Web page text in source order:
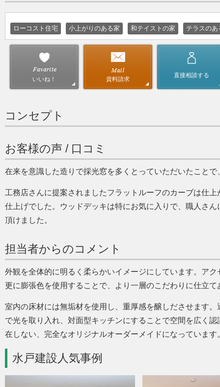
ローコスト住宅 小上がりのある家 和テイストの家 テラスのあ
いいね！ 資料請求
直接相談する
コンセプト
お客様の声 / 口コミ
在来を意識した造りで採光窓を多くとっていただいたこと
工務店さんに提案されましたフラットルーフのカーブは仕
仕上げでした。ウッドデッキは特にお気に入りで、職人さ
頂けました。
担当者からのコメント
外観を全体的に明るく柔らかいイメージにしています。ア
更に膨張色を使用することで、より一層のこだわりに仕立て
室内の床材には無垢材を使用し、重厚感を醸しださせます
で光を取り入れ、対面型キッチンにすることで空間を広く
在しない、完全なオリジナルオーダーメイドになっています
水戸建設人気事例